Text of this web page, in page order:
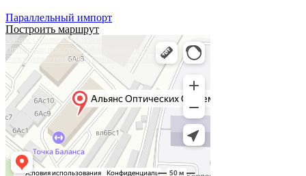
Параллельный импорт
Построить маршрут
Альянс Оптических Систем
Оптические приборы и оборудование в Москве
Электронные приборы и компоненты в Москве